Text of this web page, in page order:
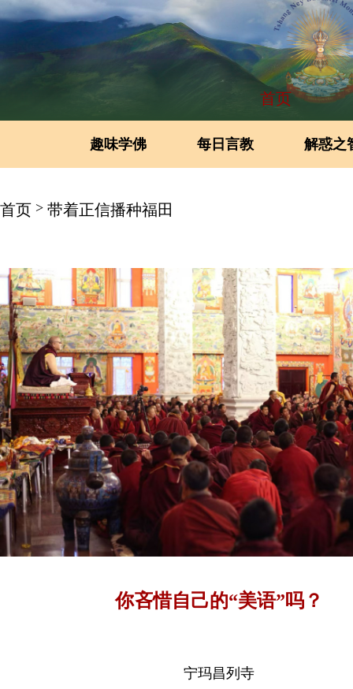
首页
趣味学佛 每日言教 解惑之
首页 > 带着正信播种福田
你吝惜自己的“美语”吗？
宁玛昌列寺